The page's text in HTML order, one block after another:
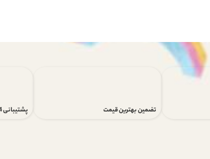
تضمین بهترین قیمت پشتیبانی 24 ساعته